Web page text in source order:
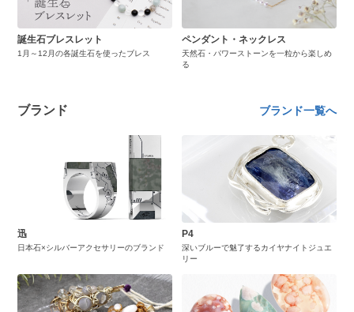
誕生石ブレスレット
1月～12月の各誕生石を使ったブレス
ペンダント・ネックレス
天然石・パワーストーンを一粒から楽しめ
る
ブランド ブランド一覧へ
迅
日本石×シルバーアクセサリーのブランド
P4
深いブルーで魅了するカイヤナイトジュエ
リー